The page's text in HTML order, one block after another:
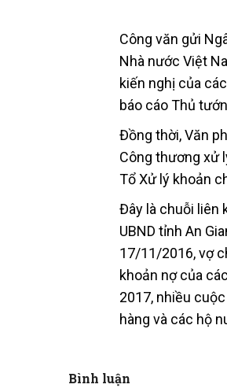
Công văn gửi
Nhà nước Việt
kiến nghị của
báo cáo Thủ
Đồng thời, Văn
Công thương xử
Tổ Xử lý khoản
Đây là chuỗi liên
UBND tỉnh An
17/11/2016, vợ
khoản nợ của
2017, nhiều
hàng và các hộ
Bình luận